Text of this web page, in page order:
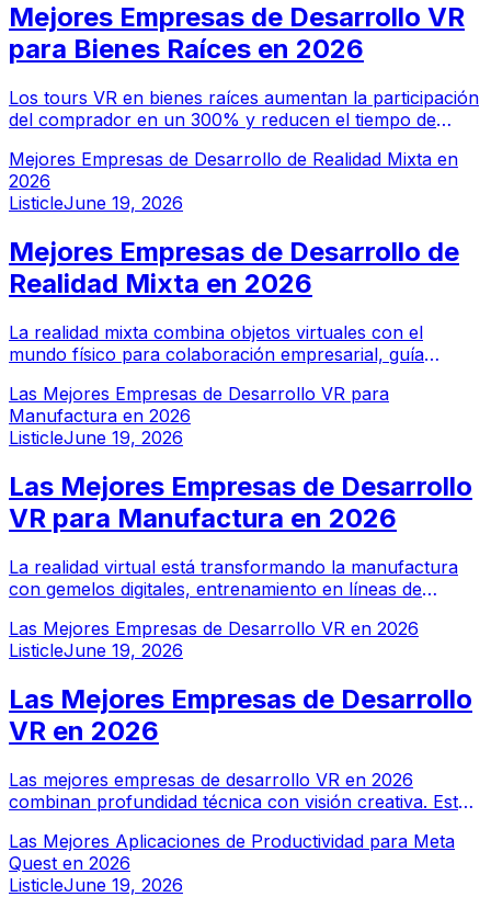
Mejores Empresas de Desarrollo VR
para Bienes Raíces en 2026
Los tours VR en bienes raíces aumentan la participación
del comprador en un 300% y reducen el tiempo de
empresas de desarrollo VR se especializan en
visualización de propiedades fotorrealista y tours
virtuales.
Mejores Empresas de Desarrollo de Realidad Mixta en
2026
ListicleJune 19, 2026
Mejores Empresas de Desarrollo de
Realidad Mixta en 2026
La realidad mixta combina objetos virtuales con el
mundo físico para colaboración empresarial, guía
empresas de desarrollo MR lideran en todas las
plataformas principales.
Las Mejores Empresas de Desarrollo VR para
Manufactura en 2026
ListicleJune 19, 2026
Las Mejores Empresas de Desarrollo
VR para Manufactura en 2026
La realidad virtual está transformando la manufactura
con gemelos digitales, entrenamiento en líneas de
Estas empresas de desarrollo VR lideran la industria en
aplicaciones de manufactura con realidad virtual.
Las Mejores Empresas de Desarrollo VR en 2026
ListicleJune 19, 2026
Las Mejores Empresas de Desarrollo
VR en 2026
Las mejores empresas de desarrollo VR en 2026
combinan profundidad técnica con visión creativa. Esta
por experiencia, amplitud de portafolio y trayectoria
empresarial.
Las Mejores Aplicaciones de Productividad para Meta
Quest en 2026
ListicleJune 19, 2026